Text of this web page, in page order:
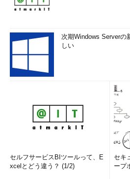
次期Windows Serverの
しい
セルフサービスBIツールって、E
xcelとどう違う？ (1/2)
セキ
ープ